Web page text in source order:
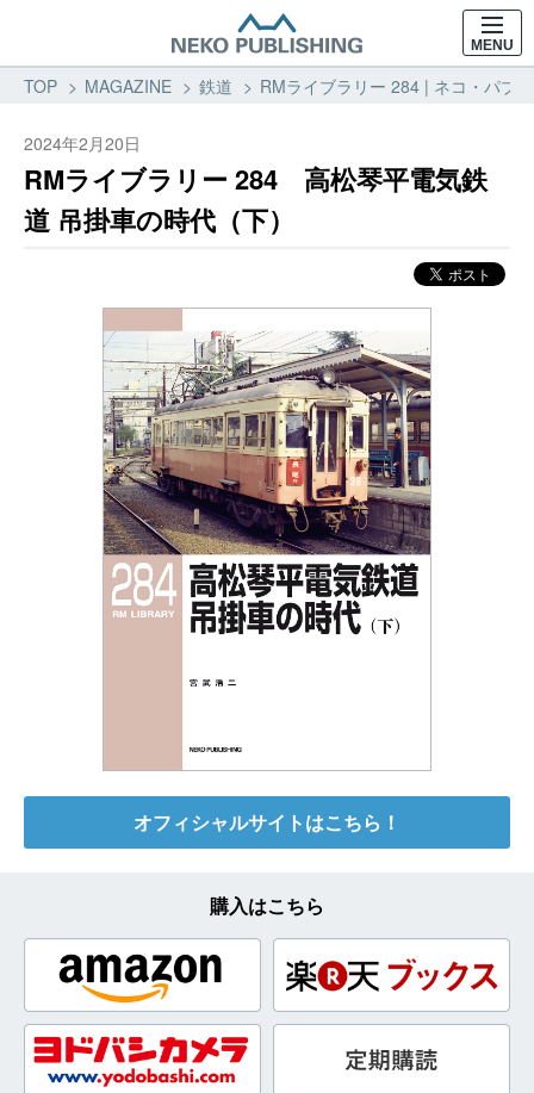
MENU
TOP MAGAZINE 鉄道 RMライブラリー 284 | ネコ・パブ
2024年2月20日
RMライブラリー 284 高松琴平電気鉄
道 吊掛車の時代（下）
オフィシャルサイトはこちら！
購入はこちら